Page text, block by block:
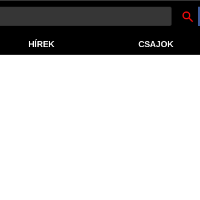
search
HÍREK CSAJOK